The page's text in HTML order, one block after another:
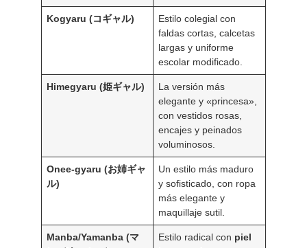
Kogyaru (コギャル)
Estilo colegial con
faldas cortas, calcetas
largas y uniforme
escolar modificado.
Himegyaru (姫ギャル)
La versión más
elegante y «princesa»,
con vestidos rosas,
encajes y peinados
voluminosos.
Onee-gyaru (お姉ギャ
ル)
Un estilo más maduro
y sofisticado, con ropa
más elegante y
maquillaje sutil.
Manba/Yamanba (マ
Estilo radical con piel